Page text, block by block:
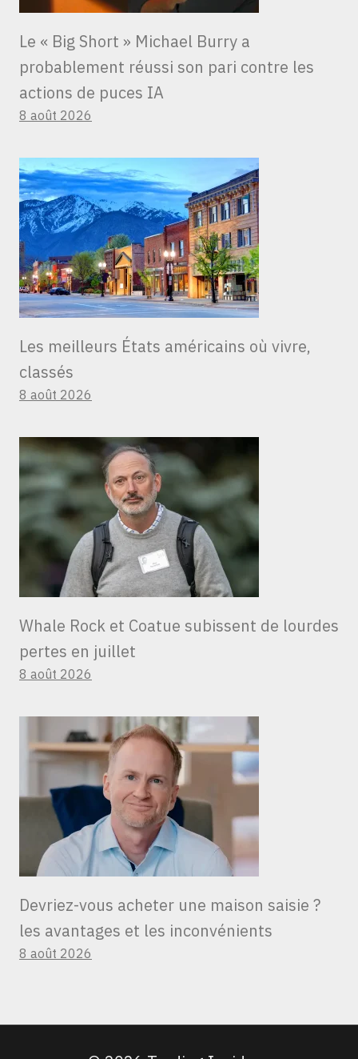
Le « Big Short » Michael Burry a
probablement réussi son pari contre les
actions de puces IA
8 août 2026
Les meilleurs États américains où vivre,
classés
8 août 2026
Whale Rock et Coatue subissent de lourdes
pertes en juillet
8 août 2026
Devriez-vous acheter une maison saisie ?
les avantages et les inconvénients
8 août 2026